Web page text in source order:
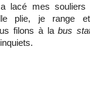
lacé mes
plie, je range
filons à labus